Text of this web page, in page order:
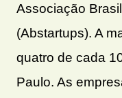
Associação
(Abstartups). A
quatro de cada
Paulo. As